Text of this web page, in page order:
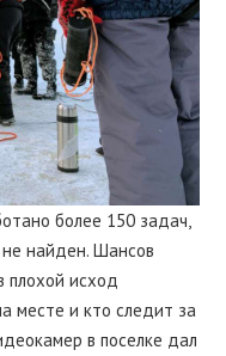
более 150 задач,
найден. Шансов
плохой исход
месте и кто следит за
в поселке дал